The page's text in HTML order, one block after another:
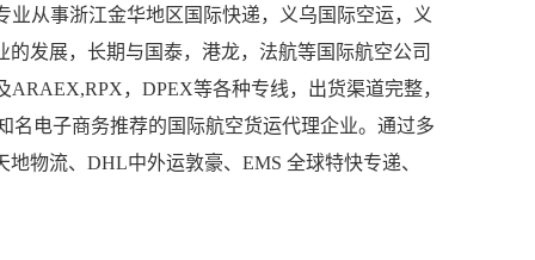
从事浙江金华地区国际快递，义乌国际空运，义
发展，长期与国泰，港龙，法航等国际航空公司
，DPEX等各种专线，出货渠道完整，
名电子商务推荐的国际航空货运代理企业。通过多
物流、DHL中外运敦豪、EMS 全球特快专递、